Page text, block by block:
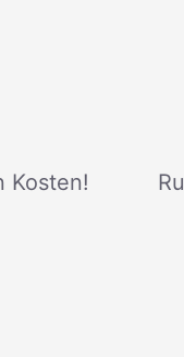
Kosten!